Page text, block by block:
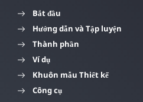
Bắt đầu
Hướng dẫn và Tập luyện
Thành phần
Ví dụ
Khuôn mẫu Thiết kế
Công cụ